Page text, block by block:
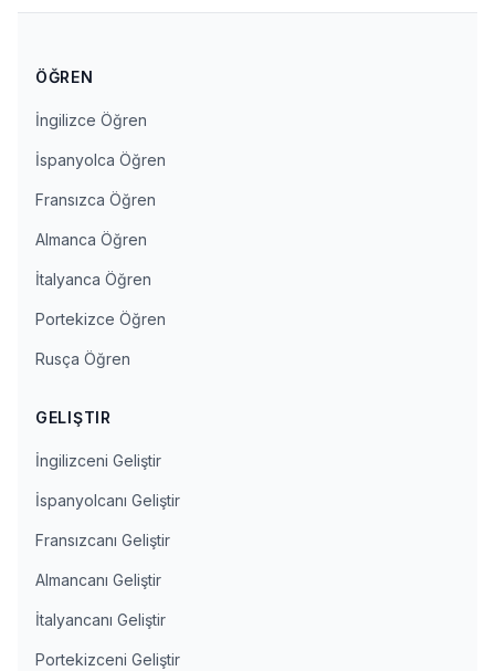
ÖĞREN
İngilizce Öğren
İspanyolca Öğren
Fransızca Öğren
Almanca Öğren
İtalyanca Öğren
Portekizce Öğren
Rusça Öğren
GELIŞTIR
İngilizceni Geliştir
İspanyolcanı Geliştir
Fransızcanı Geliştir
Almancanı Geliştir
İtalyancanı Geliştir
Portekizceni Geliştir